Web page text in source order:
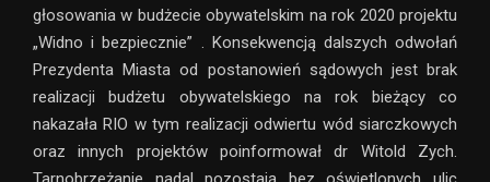
głosowania w budżecie obywatelskim na rok 2020 projektu
„Widno i bezpiecznie” . Konsekwencją dalszych odwołań
Prezydenta Miasta od postanowień sądowych jest brak
realizacji budżetu obywatelskiego na rok bieżący co
nakazała RIO w tym realizacji odwiertu wód siarczkowych
oraz innych projektów poinformował dr Witold Zych.